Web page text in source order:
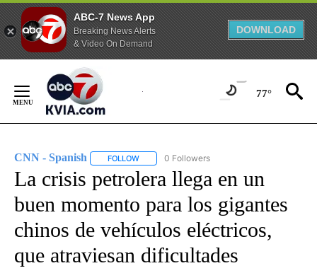
ABC-7 News App
Breaking News Alerts
& Video On Demand
DOWNLOAD
Content
77°
CNN - Spanish FOLLOW FOLLOW "CNN - SPANISH" TO RECEIVE
0 Followers
La crisis petrolera llega en un
buen momento para los gigantes
chinos de vehículos eléctricos,
que atraviesan dificultades